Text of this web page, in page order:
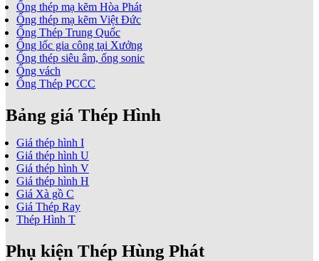
Ống thép mạ kẽm Hòa Phát
Ống thép mạ kẽm Việt Đức
Ống Thép Trung Quốc
Ống lốc gia công tại Xưởng
Ống thép siêu âm, ống sonic
Ống vách
Ống Thép PCCC
Bảng giá Thép Hình
Giá thép hình I
Giá thép hình U
Giá thép hình V
Giá thép hình H
Giá Xà gồ C
Giá Thép Ray
Thép Hình T
Phụ kiện Thép Hùng Phát